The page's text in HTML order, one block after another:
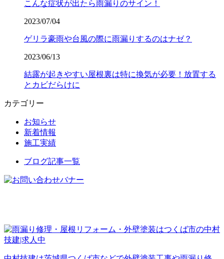
こんな症状が出たら雨漏りのサイン！
2023/07/04
ゲリラ豪雨や台風の際に雨漏りするのはナゼ？
2023/06/13
結露が起きやすい屋根裏は特に換気が必要！放置する
とカビだらけに
カテゴリー
お知らせ
新着情報
施工実績
ブログ記事一覧